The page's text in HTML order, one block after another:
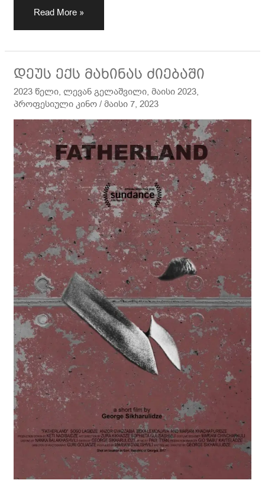
Read More »
დეუს ექს მახინას ძიებაში
2023 წელი,ლევან გელაშვილი,მაისი 2023,
პროფესიული კინო /მაისი 7, 2023
დეუს
ექს
მახინას